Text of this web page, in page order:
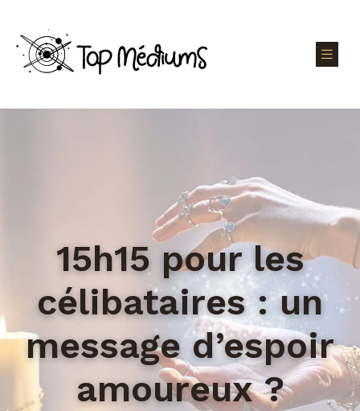
15h15 pour les
célibataires : un
message d’espoir
amoureux ?